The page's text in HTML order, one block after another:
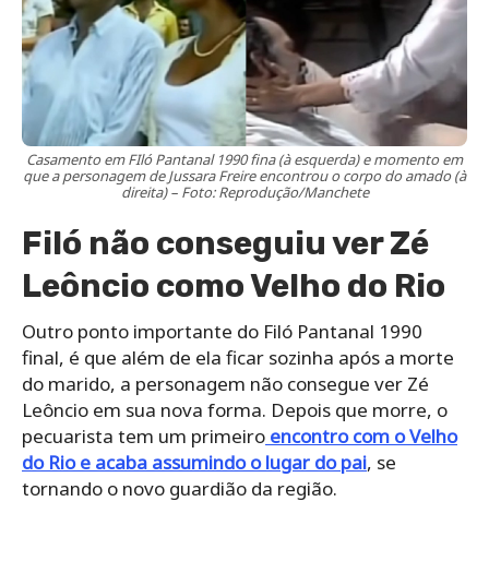
Casamento em FIló Pantanal 1990 fina (à esquerda) e momento em
que a personagem de Jussara Freire encontrou o corpo do amado (à
direita) – Foto: Reprodução/Manchete
Filó não conseguiu ver Zé
Leôncio como Velho do Rio
Outro ponto importante do Filó Pantanal 1990
final, é que além de ela ficar sozinha após a morte
do marido, a personagem não consegue ver Zé
Leôncio em sua nova forma. Depois que morre, o
pecuarista tem um primeiro encontro com o Velho
do Rio e acaba assumindo o lugar do pai, se
tornando o novo guardião da região.